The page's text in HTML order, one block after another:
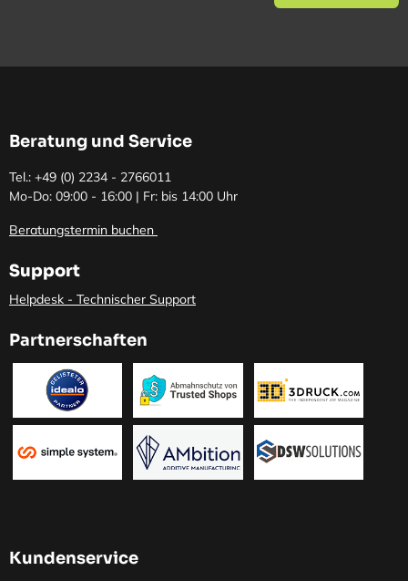
Beratung und Service
Tel.: +49 (0) 2234 - 2766011
Mo-Do: 09:00 - 16:00 | Fr: bis 14:00 Uhr
Beratungstermin buchen
Support
Helpdesk - Technischer Support
Partnerschaften
Kundenservice